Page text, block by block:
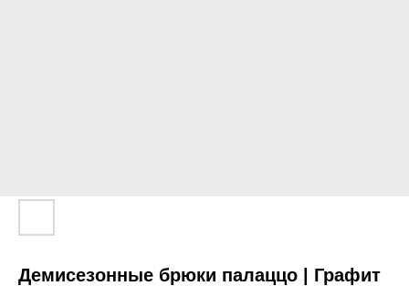
Демисезонные брюки палаццо | Графит